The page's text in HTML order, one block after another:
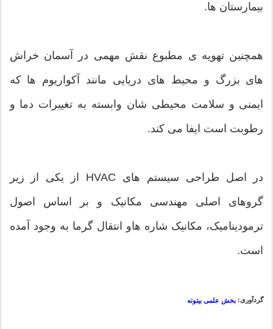
بیمارستان ها.
همچنین تهویه ی مطبوع نقش مهمی در آسمان خراش
های بزرگ و محیط های دریایی مانند آکواریوم ها که
ایمنی و سلامت محیطی شان وابسته به تغییرات دما و
رطوبت است ایفا می کند.
در اصل طراحی سیستم های HVAC از یکی از زیر
گروهای اصلی مهندسی مکانیک و بر اساس اصول
ترمودینامیک، مکانیک شاره هاو انتقال گرما به وجود آمده
است.
گردآوری: بخش علمی بیتوته